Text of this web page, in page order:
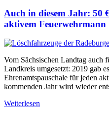
Auch in diesem Jahr: 50
aktivem Feuerwehrmann
Vom Sächsischen Landtag auch
Landkreis umgesetzt: 2019 gab
Ehrenamtspauschale für jeden
kommenden Jahr wird wieder
Weiterlesen